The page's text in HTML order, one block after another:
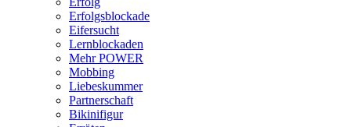
Erfolgsblockade
Eifersucht
Lernblockaden
Mehr POWER
Mobbing
Liebeskummer
Partnerschaft
Bikinifigur